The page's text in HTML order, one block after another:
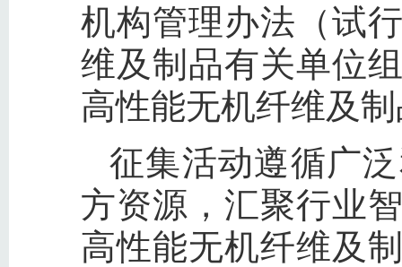
机构管理办法（试
维及制品有关单位
高性能无机纤维及
征集活动遵循广
方资源，汇聚行业
高性能无机纤维及